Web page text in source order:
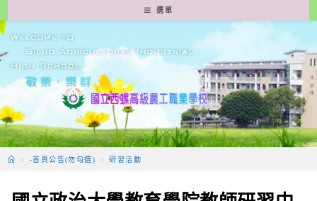
轉
至
要
容
選單
> -首頁公告(勿勾選) > 研習活動